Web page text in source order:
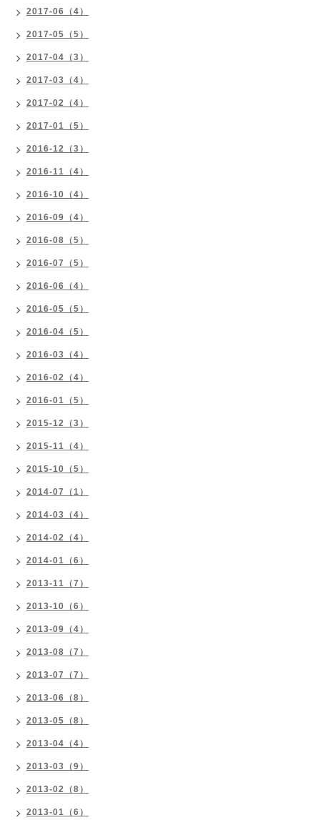
2017-06（4）
2017-05（5）
2017-04（3）
2017-03（4）
2017-02（4）
2017-01（5）
2016-12（3）
2016-11（4）
2016-10（4）
2016-09（4）
2016-08（5）
2016-07（5）
2016-06（4）
2016-05（5）
2016-04（5）
2016-03（4）
2016-02（4）
2016-01（5）
2015-12（3）
2015-11（4）
2015-10（5）
2014-07（1）
2014-03（4）
2014-02（4）
2014-01（6）
2013-11（7）
2013-10（6）
2013-09（4）
2013-08（7）
2013-07（7）
2013-06（8）
2013-05（8）
2013-04（4）
2013-03（9）
2013-02（8）
2013-01（6）